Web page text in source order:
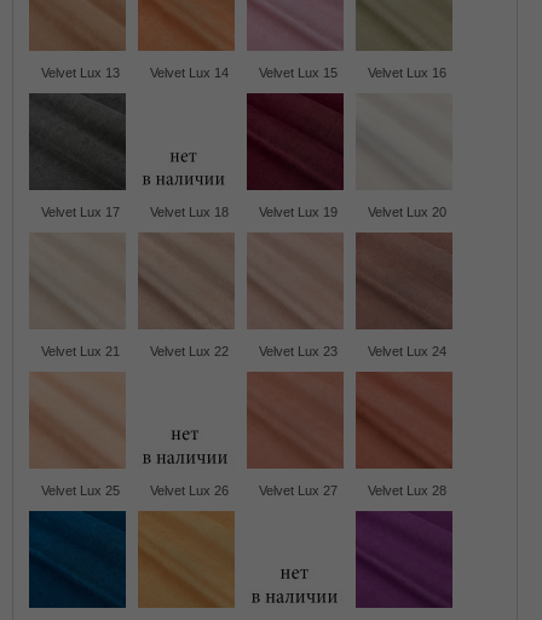
Velvet Lux 13 Velvet Lux 14 Velvet Lux 15 Velvet Lux 16
Velvet Lux 17 Velvet Lux 18 Velvet Lux 19 Velvet Lux 20
Velvet Lux 21 Velvet Lux 22 Velvet Lux 23 Velvet Lux 24
Velvet Lux 25 Velvet Lux 26 Velvet Lux 27 Velvet Lux 28